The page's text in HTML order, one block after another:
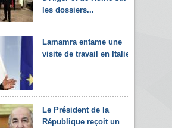
les dossiers...
Lamamra entame une
visite de travail en Italie
Le Président de la
République reçoit un